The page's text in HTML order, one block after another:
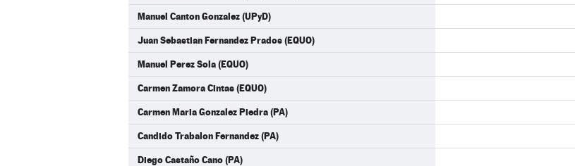
Manuel Canton Gonzalez (UPyD)
Juan Sebastian Fernandez Prados (EQUO)
Manuel Perez Sola (EQUO)
Carmen Zamora Cintas (EQUO)
Carmen Maria Gonzalez Piedra (PA)
Candido Trabalon Fernandez (PA)
Diego Castaño Cano (PA)